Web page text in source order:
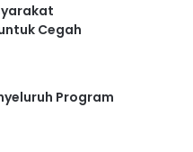
Cegah
Program